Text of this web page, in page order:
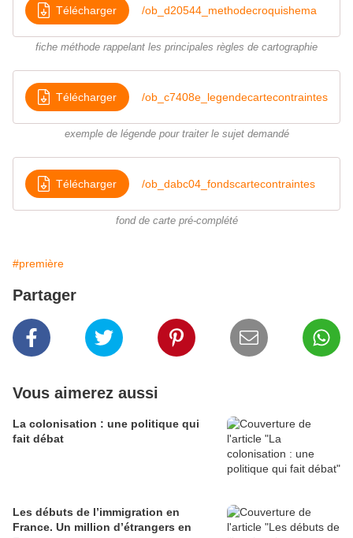
Télécharger /ob_d20544_methodecroquishema
fiche méthode rappelant les principales règles de cartographie
Télécharger /ob_c7408e_legendecartecontraintes
exemple de légende pour traiter le sujet demandé
Télécharger /ob_dabc04_fondscartecontraintes
fond de carte pré-complété
#première
Partager
Vous aimerez aussi
La colonisation : une politique qui
fait débat
Les débuts de l’immigration en
France. Un million d’étrangers en